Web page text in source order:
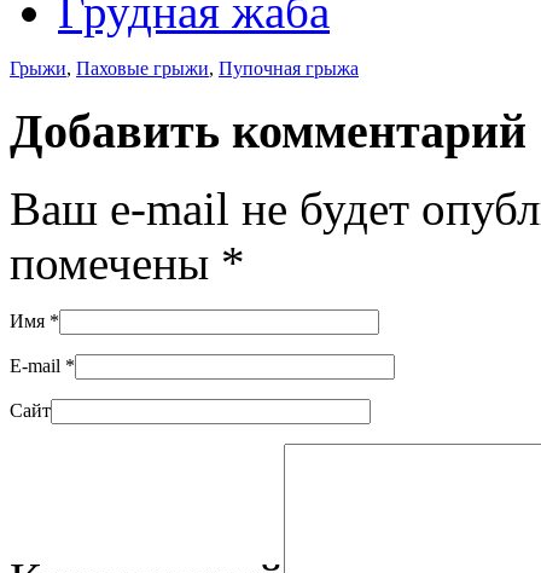
Грудная жаба
Грыжи, Паховые грыжи, Пупочная грыжа
Добавить комментарий
Ваш e-mail не будет
помечены *
Имя *
E-mail *
Сайт